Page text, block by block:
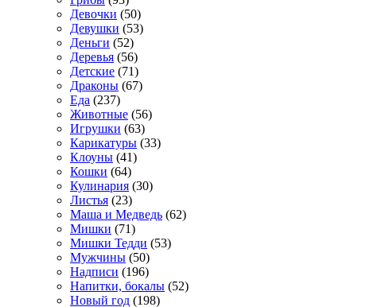
Девочки (50)
Девушки (53)
Деньги (52)
Деревья (56)
Детские (71)
Драконы (67)
Еда (237)
Животные (56)
Игрушки (63)
Карикатуры (33)
Клоуны (41)
Кошки (64)
Кулинария (30)
Листья (23)
Маша и Медведь (62)
Мишки (71)
Мишки Тедди (53)
Мужчины (50)
Надписи (196)
Напитки, бокалы (52)
Новый год (198)